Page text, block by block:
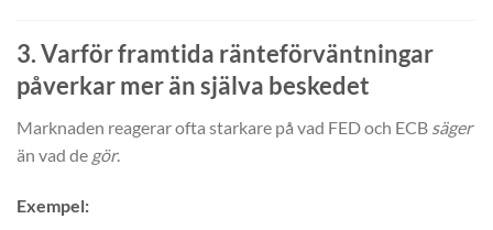
3. Varför framtida ränteförväntningar
påverkar mer än själva beskedet
Marknaden reagerar ofta starkare på vad FED och ECB säger
än vad de gör.
Exempel: